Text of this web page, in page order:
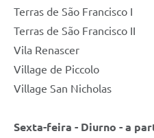
Terras de São Francisco I
Terras de São Francisco II
Vila Renascer
Village de Piccolo
Village San Nicholas
Sexta-feira - Diurno - a